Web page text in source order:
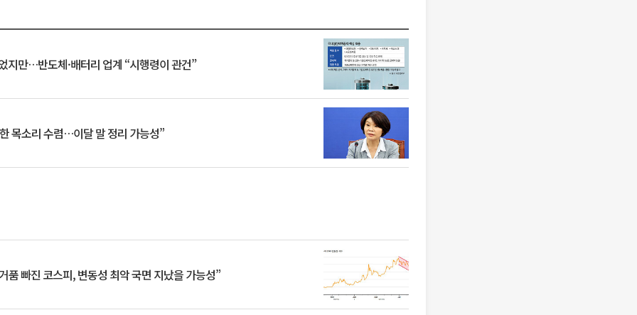
지만…반도체·배터리 업계 “시행령이 관건”
목소리 수렴…이달 말 정리 가능성”
품 빠진 코스피, 변동성 최악 국면 지났을 가능성”